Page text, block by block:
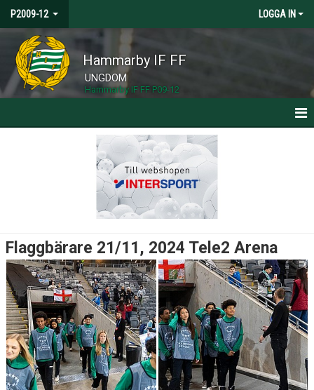
P2009-12 LOGGA IN
Hammarby IF FF
UNGDOM
Hammarby IF FF P09-12
TRUPPEN
BILDGALLERI
GÄSTBOK
KONTAKT
DOKUMENT
Flaggbärare 21/11, 2024 Tele2 Arena